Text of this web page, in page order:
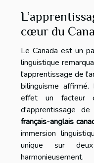
cœur du
Le Canada est un
linguistique
l'apprentissage de
bilinguisme affirmé.
effet un facteur
d'apprentissage
français-anglais
immersion
unique sur
harmonieusement.